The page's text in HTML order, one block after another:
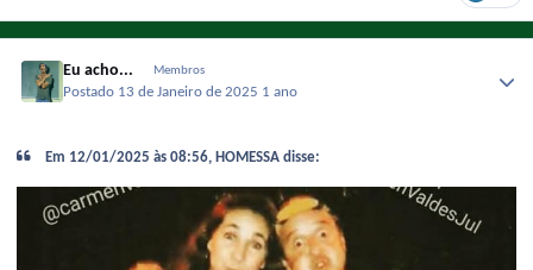
Eu acho... Membros
Postado 13 de Janeiro de 2025 1 ano
Em 12/01/2025 às 08:56, HOMESSA disse: